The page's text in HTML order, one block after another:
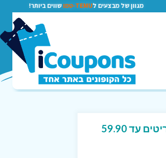
מגוון של מבצעים לTEMU-טמו שווים ביותר!
FINAL SALE באתר קרטרס ! מגוון פריטים עד 59.90